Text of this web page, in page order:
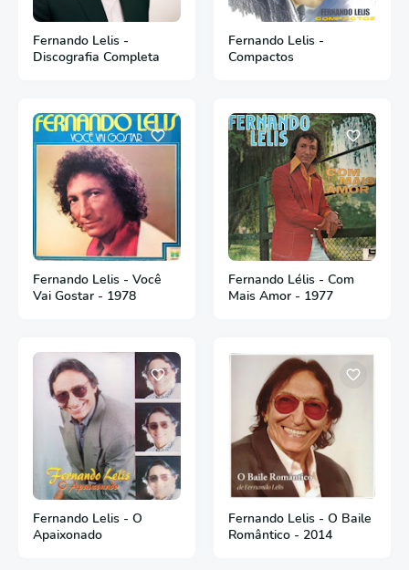
Fernando Lelis -
Discografia Completa
Fernando Lelis -
Compactos
Fernando Lelis - Você
Vai Gostar - 1978
Fernando Lélis - Com
Mais Amor - 1977
Fernando Lelis - O
Apaixonado
Fernando Lelis - O Baile
Romântico - 2014